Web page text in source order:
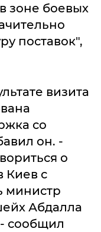
зоне боевых
поставок",
визита
со
он. -
о
Киев с
министр
Абдалла
сообщил